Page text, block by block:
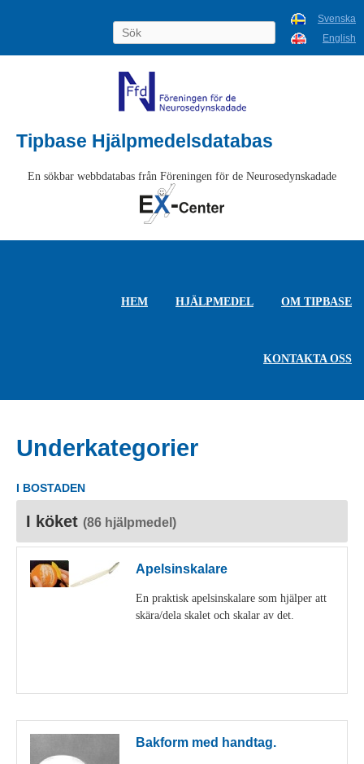
Svenska
English
Tipbase Hjälpmedelsdatabas
En sökbar webbdatabas från Föreningen för de Neurosedynskadade
HEM HJÄLPMEDEL OM TIPBASE
KONTAKTA OSS
Underkategorier
I BOSTADEN
I köket (86 hjälpmedel)
Apelsinskalare
En praktisk apelsinskalare som hjälper att
skära/dela skalet och skalar av det.
Bakform med handtag.